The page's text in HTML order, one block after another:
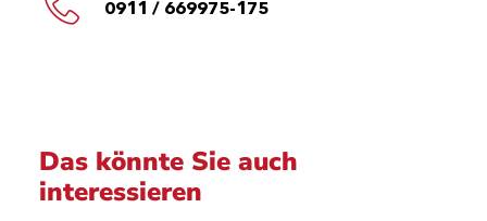
0911 / 669975-175
Das könnte Sie auch
interessieren